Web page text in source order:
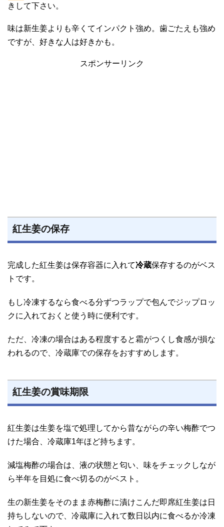
きして下さい。
味は新生姜よりも辛くてインパクト強め。歯ごたえも強め
ですが、好きな人は好きかも。
スポンサーリンク
紅生姜の保存
完成した紅生姜は保存容器に入れて冷蔵保存するのがベス
トです。
もし冷凍するなら食べる分ずつラップで包んでジップロッ
クに入れておくと使う時に便利です。
ただ、冷凍の場合はある程度すると霜がつくし食感が損な
われるので、冷蔵庫での保存をおすすめします。
紅生姜の賞味期限
紅生姜は生姜を塩で処理してから昔ながらの辛い梅酢でつ
けた場合、冷蔵庫1年ほど持ちます。
減塩梅酢の場合は、液の状態と匂い、味をチェックしなが
ら半年を目処に食べ切るのがベスト。
生の新生姜をそのまま赤梅酢に漬けこんだ即席紅生姜は日
持ちしないので、冷蔵庫に入れて数日以内に食べるか冷凍